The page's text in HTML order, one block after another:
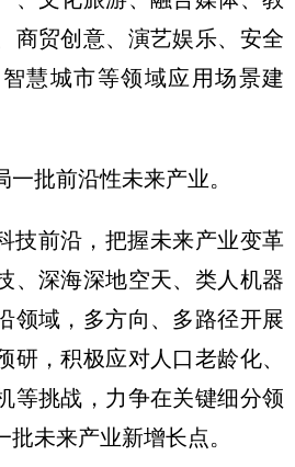
商贸创意、演艺娱乐、安全
慧城市等领域应用场景建
一批前沿性未来产业。
技前沿，把握未来产业变革
、深海深地空天、类人机器
领域，多方向、多路径开展
研，积极应对人口老龄化、
等挑战，力争在关键细分领
未来产业新增长点。